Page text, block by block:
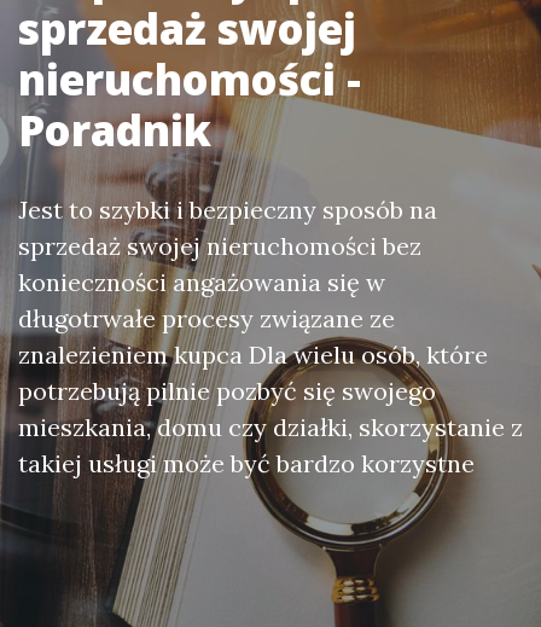
sprzedaż swojej
nieruchomości -
Poradnik
Jest to szybki i bezpieczny sposób na
sprzedaż swojej nieruchomości bez
konieczności angażowania się w
długotrwałe procesy związane ze
znalezieniem kupca Dla wielu osób, które
potrzebują pilnie pozbyć się swojego
mieszkania, domu czy działki, skorzystanie z
takiej usługi może być bardzo korzystne